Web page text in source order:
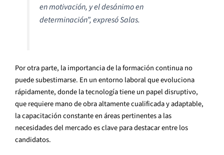
en motivación, y el desánimo en
determinación”, expresó Salas.
Por otra parte, la importancia de la formación continua no
puede subestimarse. En un entorno laboral que evoluciona
rápidamente, donde la tecnología tiene un papel disruptivo,
que requiere mano de obra altamente cualificada y adaptable,
la capacitación constante en áreas pertinentes a las
necesidades del mercado es clave para destacar entre los
candidatos.